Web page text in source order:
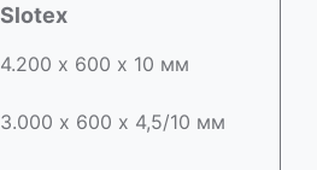
Slotex
4.200 х 600 х 10 мм
3.000 х 600 х 4,5/10 мм